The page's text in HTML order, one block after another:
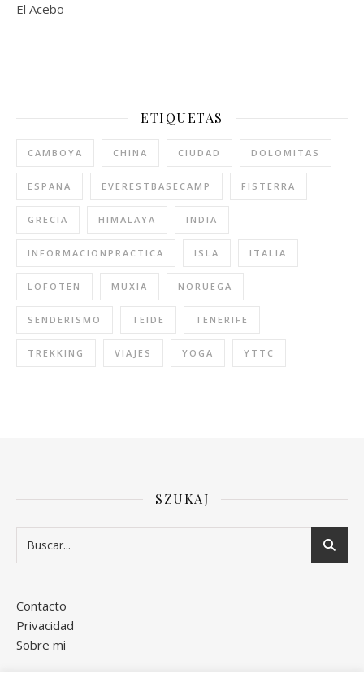
El Acebo
ETIQUETAS
CAMBOYA CHINA CIUDAD DOLOMITAS
ESPAÑA EVERESTBASECAMP FISTERRA
GRECIA HIMALAYA INDIA
INFORMACIONPRACTICA ISLA ITALIA
LOFOTEN MUXIA NORUEGA
SENDERISMO TEIDE TENERIFE
TREKKING VIAJES YOGA YTTC
SZUKAJ
Contacto
Privacidad
Sobre mi